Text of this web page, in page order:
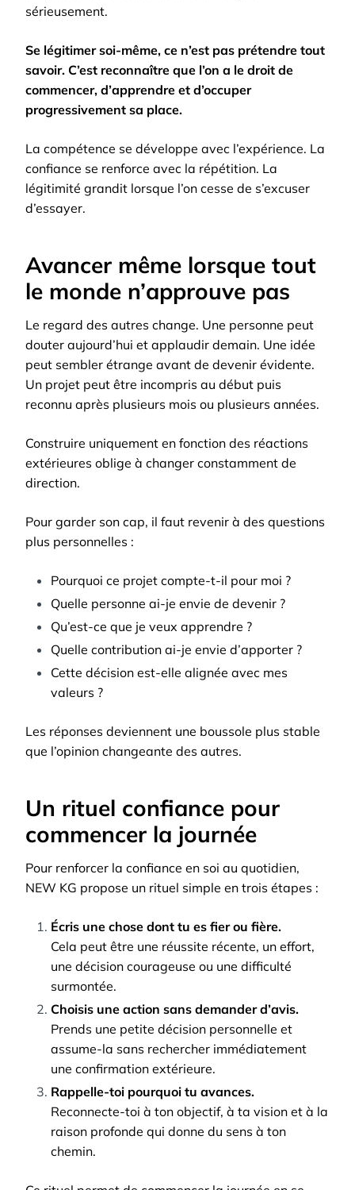
sérieusement.
Se légitimer soi-même, ce n’est pas prétendre tout
savoir. C’est reconnaître que l’on a le droit de
commencer, d’apprendre et d’occuper
progressivement sa place.
La compétence se développe avec l’expérience. La
confiance se renforce avec la répétition. La
légitimité grandit lorsque l’on cesse de s’excuser
d’essayer.
Avancer même lorsque tout
le monde n’approuve pas
Le regard des autres change. Une personne peut
douter aujourd’hui et applaudir demain. Une idée
peut sembler étrange avant de devenir évidente.
Un projet peut être incompris au début puis
reconnu après plusieurs mois ou plusieurs années.
Construire uniquement en fonction des réactions
extérieures oblige à changer constamment de
direction.
Pour garder son cap, il faut revenir à des questions
plus personnelles :
Pourquoi ce projet compte-t-il pour moi ?
Quelle personne ai-je envie de devenir ?
Qu’est-ce que je veux apprendre ?
Quelle contribution ai-je envie d’apporter ?
Cette décision est-elle alignée avec mes
valeurs ?
Les réponses deviennent une boussole plus stable
que l’opinion changeante des autres.
Un rituel confiance pour
commencer la journée
Pour renforcer la confiance en soi au quotidien,
NEW KG propose un rituel simple en trois étapes :
Écris une chose dont tu es fier ou fière.
Cela peut être une réussite récente, un effort,
une décision courageuse ou une difficulté
surmontée.
Choisis une action sans demander d’avis.
Prends une petite décision personnelle et
assume-la sans rechercher immédiatement
une confirmation extérieure.
Rappelle-toi pourquoi tu avances.
Reconnecte-toi à ton objectif, à ta vision et à la
raison profonde qui donne du sens à ton
chemin.